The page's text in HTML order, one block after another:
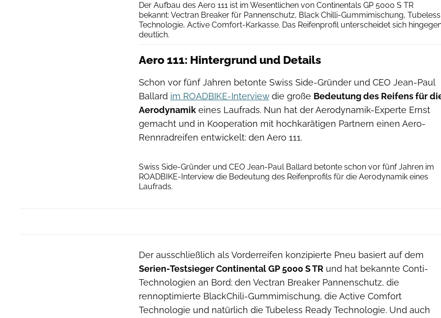
Der Aufbau des Aero 111 ist im Wesentlichen von Continentals GP 5000 S TR
bekannt: Vectran Breaker für Pannenschutz, Black Chilli-Gummimischung,
Technologie, Active Comfort-Karkasse. Das Reifenprofil unterscheidet sich
deutlich.
Aero 111: Hintergrund und Details
Schon vor fünf Jahren betonte Swiss Side-Gründer und CEO Jean-Paul
Ballard im ROADBIKE-Interviewdie große Bedeutung des Reifens für
Aerodynamik eines Laufrads. Nun hat der Aerodynamik-Experte Ernst
gemacht und in Kooperation mit hochkarätigen Partnern einen Aero-
Rennradreifen entwickelt: den Aero 111.
Swiss Side-Gründer und CEO Jean-Paul Ballard betonte schon vor fünf Jahren im
ROADBIKE-Interview die Bedeutung des Reifenprofils für die Aerodynamik eines
Laufrads.
Der ausschließlich als Vorderreifen konzipierte Pneu basiert auf dem
Serien-Testsieger Continental GP 5000 S TR und hat bekannte Conti-
Technologien an Bord: den Vectran Breaker Pannenschutz, die
rennoptimierte BlackChili-Gummimischung, die Active Comfort
Technologie und natürlich die Tubeless Ready Technologie. Und auch